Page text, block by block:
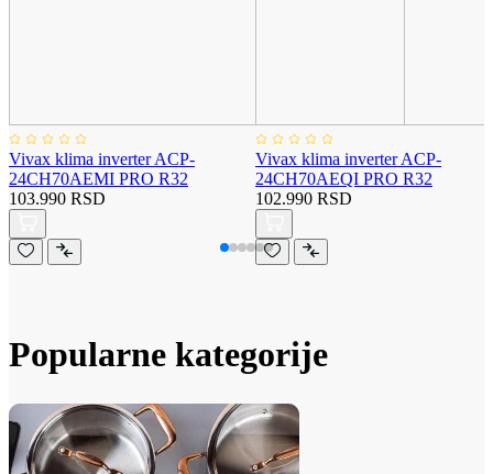
Vivax klima inverter ACP-
24CH70AEMI PRO R32
103.990 RSD
Vivax klima inverter ACP-
24CH70AEQI PRO R32
102.990 RSD
Popularne kategorije